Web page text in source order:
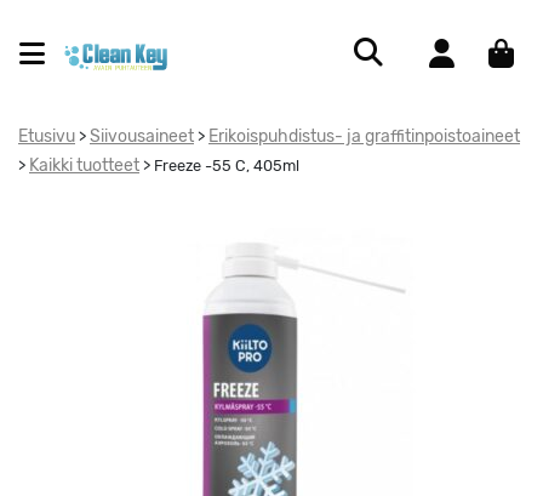
Etusivu > Siivousaineet > Erikoispuhdistus- ja graffitinpoistoaineet
> Kaikki tuotteet > Freeze -55 C, 405ml